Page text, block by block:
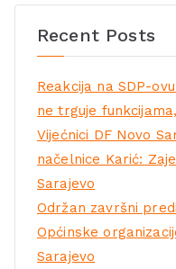
Recent Posts
Reakcija na SDP-
ne trguje
Vijećnici DF Novo
načelnice Karić:
Sarajevo
Održan završni
Općinske
Sarajevo